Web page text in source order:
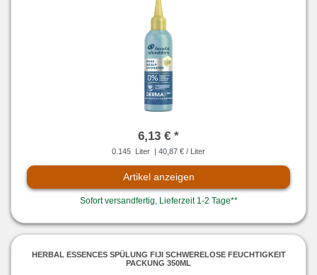
6,13 € *
0.145 Liter | 40,87 € / Liter
Artikel anzeigen
Sofort versandfertig, Lieferzeit 1-2 Tage**
HERBAL ESSENCES SPÜLUNG FIJI SCHWERELOSE FEUCHTIGKEIT
PACKUNG 350ML